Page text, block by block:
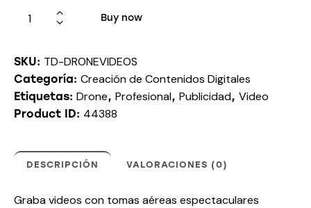
Buy now
SKU: TD-DRONEVIDEOS
Categoría: Creación de Contenidos Digitales
Etiquetas: Drone, Profesional, Publicidad, Video
Product ID: 44388
DESCRIPCIÓN VALORACIONES (0)
Graba videos con tomas aéreas espectaculares